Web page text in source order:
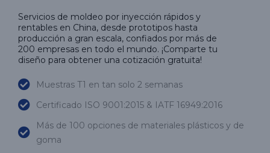
Servicios de moldeo por inyección rápidos y
rentables en China, desde prototipos hasta
producción a gran escala, confiados por más de
200 empresas en todo el mundo. ¡Comparte tu
diseño para obtener una cotización gratuita!
Muestras T1 en tan solo 2 semanas
Certificado ISO 9001:2015 & IATF 16949:2016
Más de 100 opciones de materiales plásticos y de
goma